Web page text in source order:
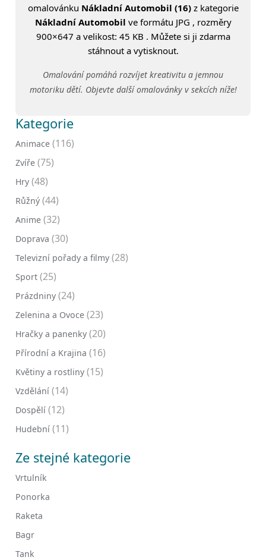
omalovánku Nákladní Automobil (16)z kategorie
Nákladní Automobil ve formátu JPG , rozměry
900×647 a velikost: 45 KB . Můžete si ji zdarma
stáhnout a vytisknout.
Omalování pomáhá rozvíjet kreativitu a jemnou
motoriku dětí. Objevte další omalovánky v sekcích níže!
Kategorie
Animace (116)
Zvíře (75)
Hry (48)
Růžný (44)
Anime (32)
Doprava (30)
Televizní pořady a filmy (28)
Sport (25)
Prázdniny (24)
Zelenina a Ovoce (23)
Hračky a panenky (20)
Přírodní a Krajina (16)
Květiny a rostliny (15)
Vzdělání (14)
Dospělí (12)
Hudební (11)
Ze stejné kategorie
Vrtulník
Ponorka
Raketa
Bagr
Tank